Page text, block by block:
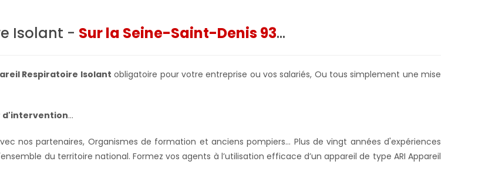
Isolant - Sur la Seine-Saint-Denis 93...
Respiratoire Isolant obligatoire pour votre entreprise ou vos salariés, Ou tous simplement une mise
d'intervention...
nos partenaires, Organismes de formation et anciens pompiers... Plus de vingt années d'expériences
du territoire national. Formez vos agents à l’utilisation efficace d’un appareil de type ARI Appareil